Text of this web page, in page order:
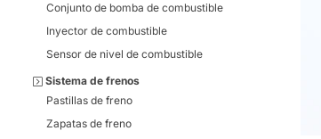
Conjunto de bomba de combustible
Inyector de combustible
Sensor de nivel de combustible
Sistema de frenos
Pastillas de freno
Zapatas de freno